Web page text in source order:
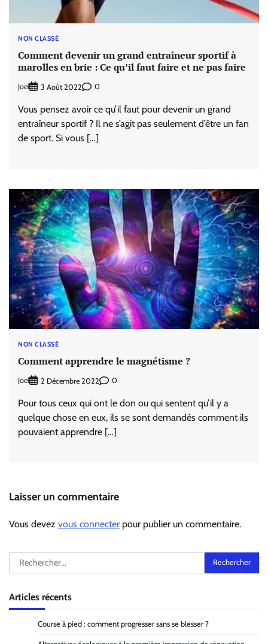
NON CLASSÉ
Comment devenir un grand entraîneur sportif à
marolles en brie : Ce qu’il faut faire et ne pas faire
Joel 3 Août 2022 0
Vous pensez avoir ce qu’il faut pour devenir un grand
entraîneur sportif ? Il ne s’agit pas seulement d’être un fan
de sport. Si vous […]
NON CLASSÉ
Comment apprendre le magnétisme ?
Joel 2 Décembre 2022 0
Pour tous ceux qui ont le don ou qui sentent qu’il y a
quelque chose en eux, ils se sont demandés comment ils
pouvaient apprendre […]
Laisser un commentaire
Vous devez vous connecter pour publier un commentaire.
Rechercher :
Articles récents
Course à pied : comment progresser sans se blesser ?